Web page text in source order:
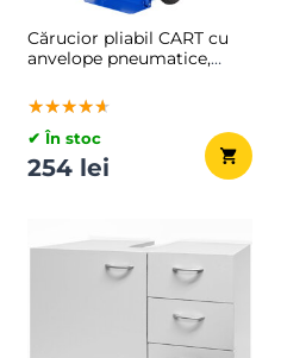
Cărucior pliabil CART cu
anvelope pneumatice,
★★★★★
★★★★★
★★★★★
✔ În stoc
254 lei